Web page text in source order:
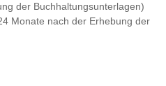
der Buchhaltungsunterlagen)
Monate nach der Erhebung der